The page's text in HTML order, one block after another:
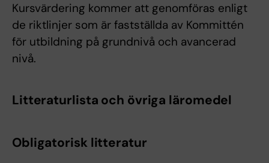
Kursvärdering kommer att genomföras enligt
de riktlinjer som är fastställda av Kommittén
för utbildning på grundnivå och avancerad
nivå.
Litteraturlista och övriga läromedel
Obligatorisk litteratur